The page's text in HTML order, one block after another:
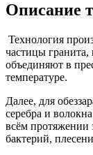
Описание
Технология
частицы
объединяют в
температуре.
Далее, для
серебра и
всём протяжении
бактерий,